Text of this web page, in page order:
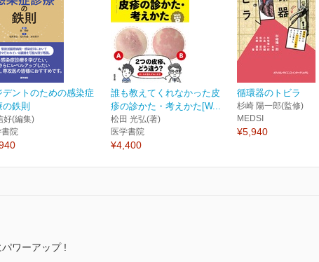
デントのための感染症
の鉄則
好(編集)
書院
誰も教えてくれなかった皮
疹の診かた・考えかた[W...
松田 光弘(著)
医学書院
¥4,400
循環器のトビラ
杉崎 陽一郎(監修)
MEDSI
¥5,940
ワーアップ !